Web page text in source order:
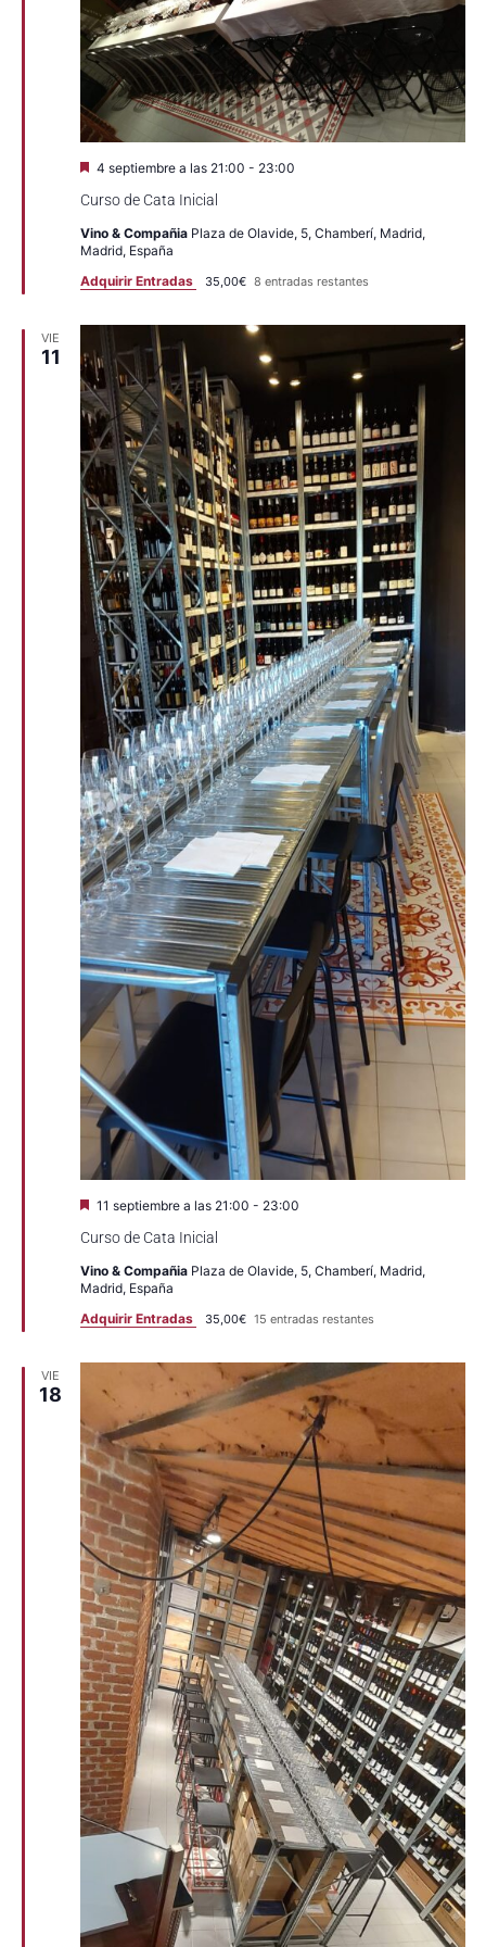
Eventos
Curso de Cata Inicial
Destacado
4 septiembre a las 21:00 - 23:00
Vino & Compañia Plaza de Olavide, 5, Chamberí, Madrid,
Madrid, España
Adquirir Entradas
35,00€ 8 entradas restantes
VIE
11
Curso de Cata Inicial
Destacado
11 septiembre a las 21:00 - 23:00
Vino & Compañia Plaza de Olavide, 5, Chamberí, Madrid,
Madrid, España
Adquirir Entradas
35,00€ 15 entradas restantes
VIE
18